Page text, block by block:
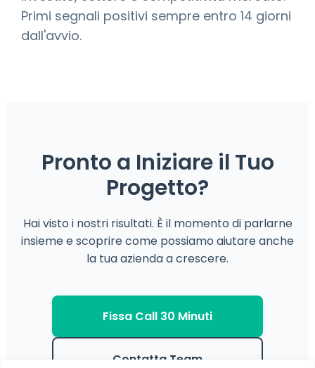
Primi segnali positivi sempre entro 14 giorni
dall'avvio.
Pronto a Iniziare il Tuo
Progetto?
Hai visto i nostri risultati. È il momento di parlarne
insieme e scoprire come possiamo aiutare anche
la tua azienda a crescere.
Fissa Call 30 Minuti
Contatta Team